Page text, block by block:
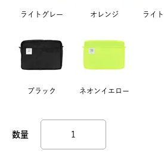
ライトグレー オレンジ ライ
ブラック ネオンイエロー